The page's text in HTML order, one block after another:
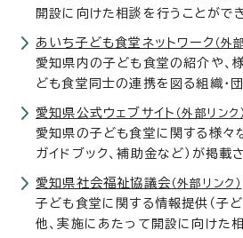
開設に向けた相談を行うことができ
あいち子ども食堂ネットワーク （外
愛知県内の子ども食堂の紹介や、
ども食堂同士の連携を図る組織・団
愛知県公式ウェブサイト （外部リンク）
愛知県の子ども食堂に関する様々
ガイドブック、補助金など）が掲載
愛知県社会福祉協議会 （外部リンク）
子ども食堂に関する情報提供（子
他、実施にあたって開設に向けた